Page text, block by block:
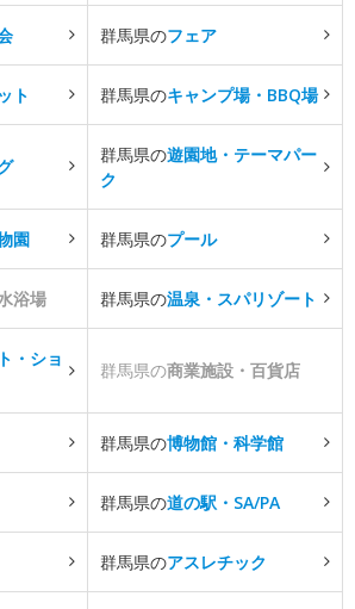
群馬県のフェア
ト 群馬県のキャンプ場・BBQ場
群馬県の遊園地・テーマパー
ク
園 群馬県のプール
浴場 群馬県の温泉・スパリゾート
・ショ
群馬県の商業施設・百貨店
群馬県の博物館・科学館
群馬県の道の駅・SA/PA
群馬県のアスレチック